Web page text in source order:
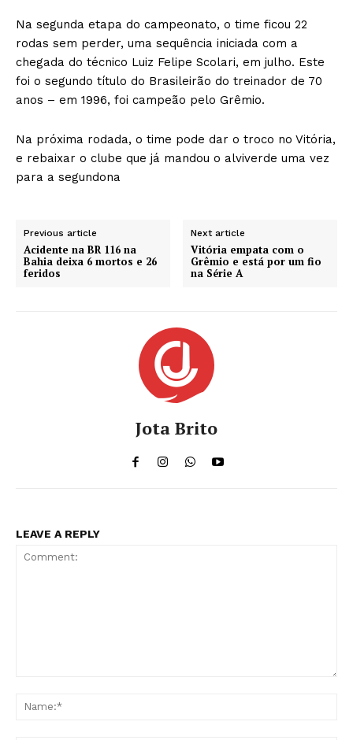
Na segunda etapa do campeonato, o time ficou 22
rodas sem perder, uma sequência iniciada com a
chegada do técnico Luiz Felipe Scolari, em julho. Este
foi o segundo título do Brasileirão do treinador de 70
anos – em 1996, foi campeão pelo Grêmio.
Na próxima rodada, o time pode dar o troco no Vitória,
e rebaixar o clube que já mandou o alviverde uma vez
para a segundona
Previous article
Acidente na BR 116 na
Bahia deixa 6 mortos e 26
feridos
Next article
Vitória empata com o
Grêmio e está por um fio
na Série A
Jota Brito
LEAVE A REPLY